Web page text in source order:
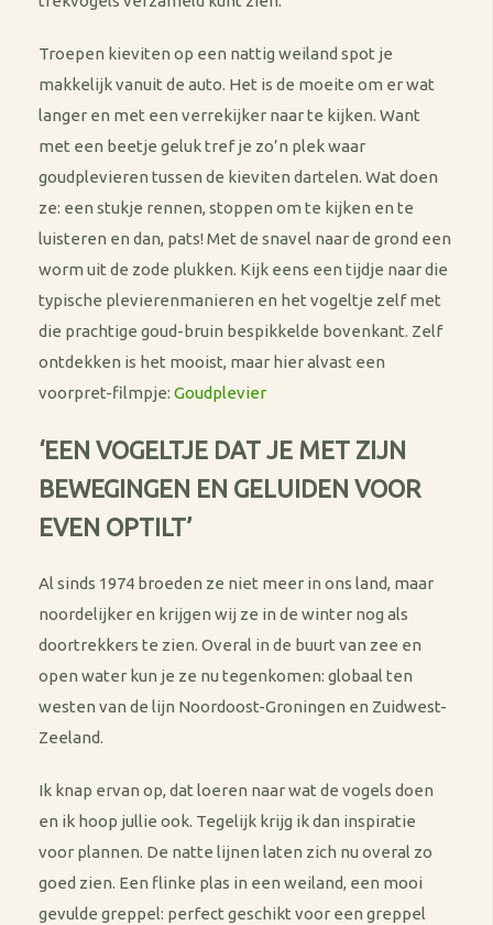
Troepen kieviten op een nattig weiland spot je
makkelijk vanuit de auto. Het is de moeite om er wat
langer en met een verrekijker naar te kijken. Want
met een beetje geluk tref je zo’n plek waar
goudplevieren tussen de kieviten dartelen. Wat doen
ze: een stukje rennen, stoppen om te kijken en te
luisteren en dan, pats! Met de snavel naar de grond een
worm uit de zode plukken. Kijk eens een tijdje naar die
typische plevierenmanieren en het vogeltje zelf met
die prachtige goud-bruin bespikkelde bovenkant. Zelf
ontdekken is het mooist, maar hier alvast een
voorpret-filmpje: Goudplevier
‘EEN VOGELTJE DAT JE MET ZIJN
BEWEGINGEN EN GELUIDEN VOOR
EVEN OPTILT’
Al sinds 1974 broeden ze niet meer in ons land, maar
noordelijker en krijgen wij ze in de winter nog als
doortrekkers te zien. Overal in de buurt van zee en
open water kun je ze nu tegenkomen: globaal ten
westen van de lijn Noordoost-Groningen en Zuidwest-
Zeeland.
Ik knap ervan op, dat loeren naar wat de vogels doen
en ik hoop jullie ook. Tegelijk krijg ik dan inspiratie
voor plannen. De natte lijnen laten zich nu overal zo
goed zien. Een flinke plas in een weiland, een mooi
gevulde greppel: perfect geschikt voor een greppel